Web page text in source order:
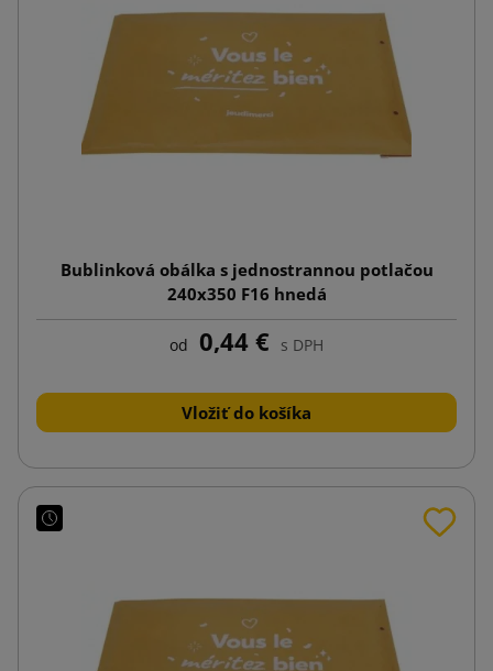
Bublinková obálka s jednostrannou potlačou
240x350 F16 hnedá
od 0,44 € s DPH
Vložiť do košíka